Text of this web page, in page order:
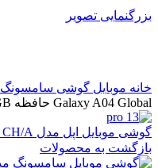
بزرگنمایی تصویر
خانه موبایل گوشی سامسونگ
Galaxy A04 Global حافظه 64GB/ رم 4GB
گوشی موبایل اپل مدل iPhone 13 Pro CH/A حافظه 1TB/ رم 6GB
بازگشت به محصولات